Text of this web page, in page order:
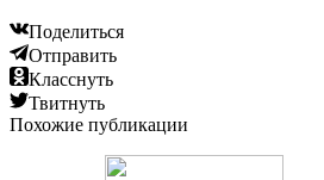
Поделиться
Отправить
Класснуть
Твитнуть
Похожие публикации